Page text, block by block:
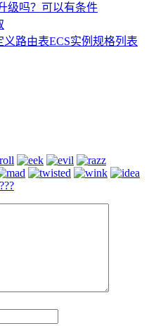
级吗？可以有条件
路由表ECS实例规格列表